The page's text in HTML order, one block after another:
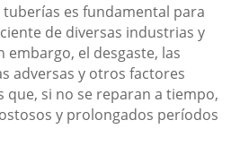
es fundamental para
de diversas industrias y
embargo, el desgaste, las
adversas y otros factores
que, si no se reparan a tiempo,
y prolongados períodos